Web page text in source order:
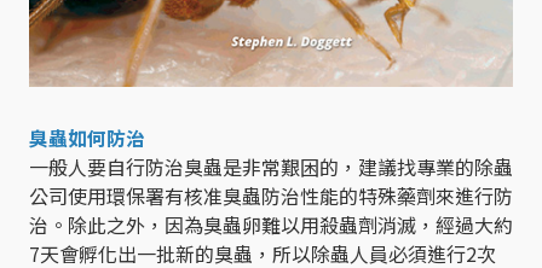
臭蟲如何防治
一般人要自行防治臭蟲是非常艱困的，建議找專業的除蟲
公司使用環保署有核准臭蟲防治性能的特殊藥劑來進行防
治。除此之外，因為臭蟲卵難以用殺蟲劑消滅，經過大約
7天會孵化出一批新的臭蟲，所以除蟲人員必須進行2次